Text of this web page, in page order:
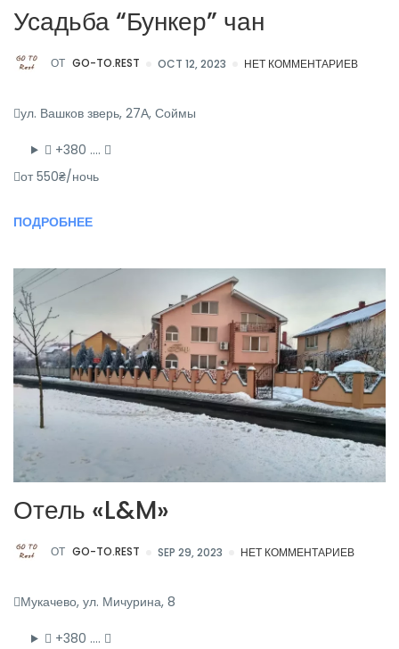
Усадьба “Бункер” чан
ОТ GO-TO.REST OCT 12, 2023 НЕТ КОММЕНТАРИЕВ
ул. Вашков зверь, 27А, Соймы
+380 ….
от 550₴/ночь
ПОДРОБНЕЕ
Отель «L&M»
ОТ GO-TO.REST SEP 29, 2023 НЕТ КОММЕНТАРИЕВ
Мукачево, ул. Мичурина, 8
+380 ….